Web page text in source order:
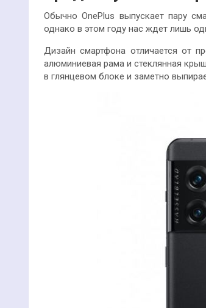
Обычно OnePlus выпускает пару
однако в этом году нас ждет лишь
Дизайн смартфона отличается от
алюминиевая рама и стеклянная
в глянцевом блоке и заметно